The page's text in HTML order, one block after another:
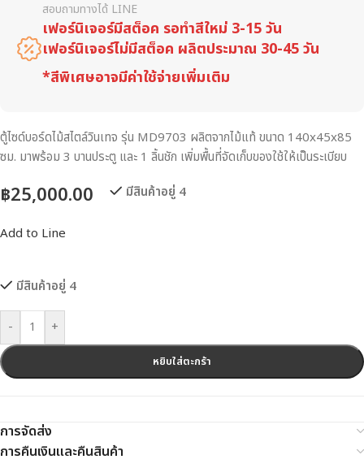
สอบถามทางได้ LINE
เฟอร์นิเจอร์มีสต็อค รอทำสีใหม่ 3-15 วัน
เฟอร์นิเจอร์ไม่มีสต็อค ผลิตประมาณ 30-45 วัน
*สีพิเศษอาจมีค่าใช้จ่ายเพิ่มเติม
ตู้ไซด์บอร์ดไม้สไตล์วินเทจ รุ่น MD9703 ผลิตจากไม้แท้ ขนาด 140x45x85
ซม. มาพร้อม 3 บานประตู และ 1 ลิ้นชัก เพิ่มพื้นที่จัดเก็บของใช้ให้เป็นระเบียบ
฿25,000.00 มีสินค้าอยู่ 4
Add to Line
มีสินค้าอยู่ 4
- +
หยิบใส่ตะกร้า
การจัดส่ง
การคืนเงินและคืนสินค้า